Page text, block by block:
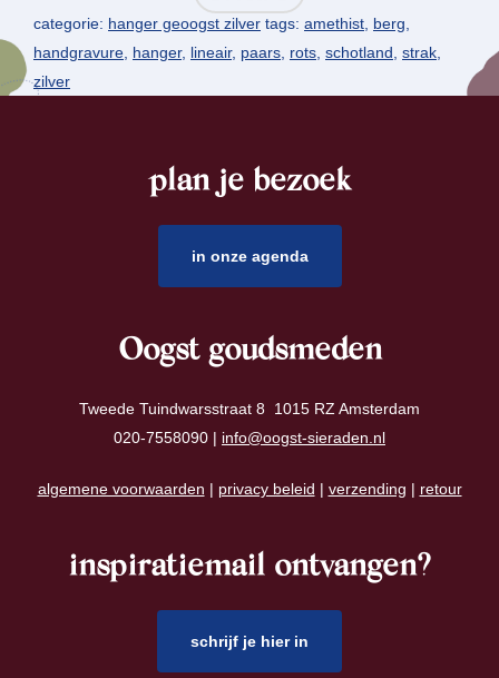
categorie: hanger geoogst zilver tags: amethist, berg,
handgravure, hanger, lineair, paars, rots, schotland, strak,
zilver
plan je bezoek
in onze agenda
Oogst goudsmeden
Tweede Tuindwarsstraat 8 1015 RZ Amsterdam
020-7558090 | info@oogst-sieraden.nl
algemene voorwaarden | privacy beleid | verzending | retour
inspiratiemail ontvangen?
schrijf je hier in